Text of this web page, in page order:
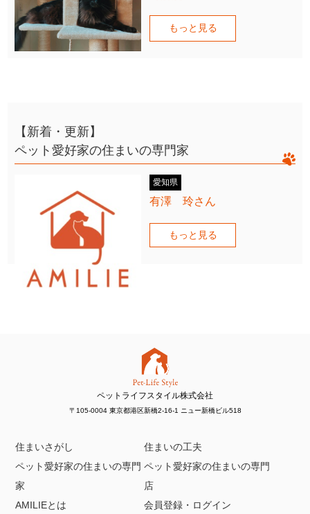
もっと見る
【新着・更新】
ペット愛好家の住まいの専門家
愛知県
有澤 玲さん
もっと見る
ペットライフスタイル株式会社
〒105-0004 東京都港区新橋2-16-1 ニュー新橋ビル518
住まいさがし
住まいの工夫
ペット愛好家の住まいの専門
家
ペット愛好家の住まいの専門
店
AMILIEとは
会員登録・ログイン